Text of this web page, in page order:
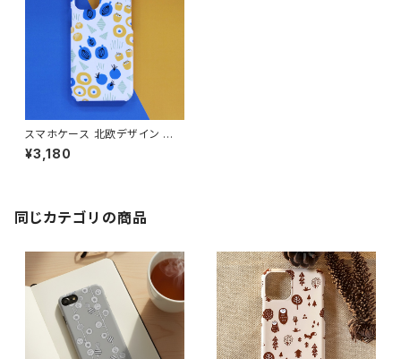
スマホケース 北欧デザイン ハ
ードケース iPhone17/galaxy/
Googlepixel/Xperia ポップ
¥3,180
同じカテゴリの商品